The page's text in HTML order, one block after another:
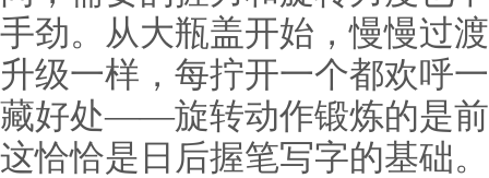
手劲。从大瓶盖开始，慢慢过
升级一样，每拧开一个都欢呼
藏好处——旋转动作锻炼的是
这恰恰是日后握笔写字的基础。